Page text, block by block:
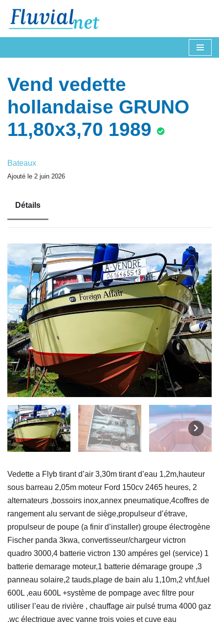
Aller
Vend vedette
hollandaise GRUNO
11,80x3,70 1989
Bateaux
Ajouté le 2 juin 2026
Détails
Vedette a Flyb tirant d’air 3,30m tirant d’eau 1,2m,hauteur
sous barreau 2,05m moteur Ford 150cv 2465 heures, 2
alternateurs ,bossoirs inox,annex pneumatique,4coffres de
rangement alu servant de siège,propulseur d’étrave,
propulseur de poupe (a finir d’installer) groupe électrogène
Fischer panda 3kwa, convertisseur/chargeur victron
quadro 3000,4 batterie victron 130 ampéres gel (service) 1
batterie demarage moteur,1 batterie démarage groupe ,3
panneau solaire,2 tauds,plage de bain alu 1,10m,2 vhf,fuel
600L ,eau 600L +système de pompage avec filtre pour
utiliser l’eau de rivière , chauffage air pulsé truma 4000 gaz
,wc électrique avec vanne trois voies et cuve eau